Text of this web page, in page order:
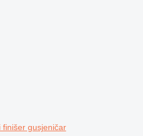
finišer gusjeničar